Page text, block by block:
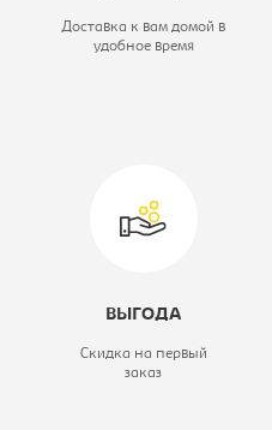
Материал обивки:
Доставка к вам домой в
удобное время
ВЫГОДА
Скидка на первый
заказ